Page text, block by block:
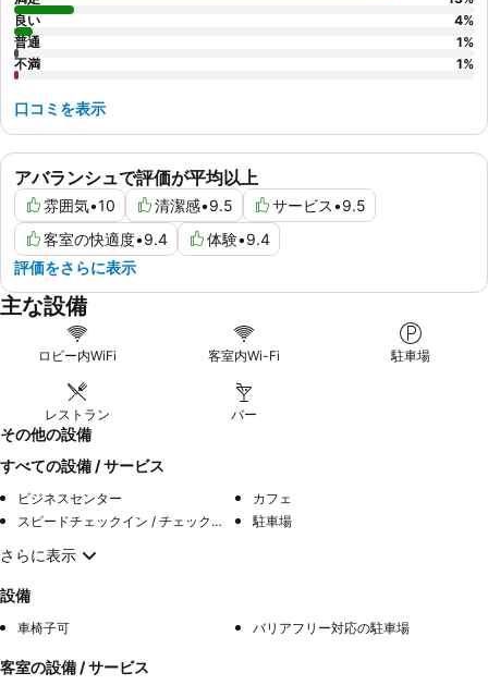
アバランシュで評価が平均以上
雰囲気•10 清潔感•9.5 サービス•9.5
客室の快適度•9.4 体験•9.4
評価をさらに表示
良い
4%
普通
1%
不満
1%
口コミを表示
主な設備
ロビー内WiFi 客室内Wi-Fi 駐車場
レストラン バー
その他の設備
すべての設備 / サービス
ビジネスセンター
カフェ
スピードチェックイン / チェックアウト
駐車場
さらに表示
設備
車椅子可 バリアフリー対応の駐車場
客室の設備 / サービス